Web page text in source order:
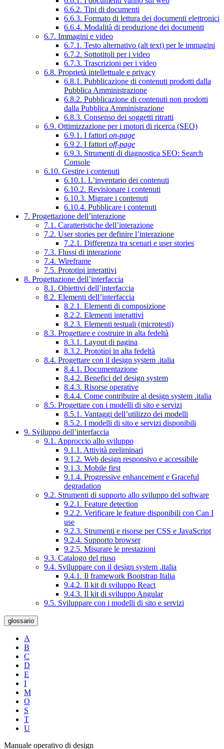
6.6.2. Tipi di documenti
6.6.3. Formato di lettura dei documenti elettronici
6.6.4. Modalità di produzione dei documenti
6.7. Immagini e video
6.7.1. Testo alternativo (alt text) per le immagini
6.7.2. Sottotitoli per i video
6.7.3. Trascrizioni per i video
6.8. Proprietà intellettuale e privacy
6.8.1. Pubblicazione di contenuti prodotti dalla
Pubblica Amministrazione
6.8.2. Pubblicazione di contenuti non prodotti
dalla Pubblica Amministrazione
6.8.3. Consenso dei soggetti ritratti
6.9. Ottimizzazione per i motori di ricerca (SEO)
6.9.1. I fattori on-page
6.9.2. I fattori off-page
6.9.3. Strumenti di diagnostica SEO: Search
Console
6.10. Gestire i contenuti
6.10.1. L’inventario dei contenuti
6.10.2. Revisionare i contenuti
6.10.3. Migrare i contenuti
6.10.4. Pubblicare i contenuti
7. Progettazione dell’interazione
7.1. Caratteristiche dell’interazione
7.2. User stories per definire l’interazione
7.2.1. Differenza tra scenari e user stories
7.3. Flussi di interazione
7.4. Wireframe
7.5. Prototipi interattivi
8. Progettazione dell’interfaccia
8.1. Obiettivi dell’interfaccia
8.2. Elementi dell’interfaccia
8.2.1. Elementi di composizione
8.2.2. Elementi interattivi
8.2.3. Elementi testuali (microtesti)
8.3. Progettare e costruire in alta fedeltà
8.3.1. Layout di pagina
8.3.2. Prototipi in alta fedeltà
8.4. Progettare con il design system .italia
8.4.1. Documentazione
8.4.2. Benefici del design system
8.4.3. Risorse operative
8.4.4. Come contribuire al design system .italia
8.5. Progettare con i modelli di sito e servizi
8.5.1. Vantaggi dell’utilizzo dei modelli
8.5.2. I modelli di sito e servizi disponibili
9. Sviluppo dell’interfaccia
9.1. Approccio allo sviluppo
9.1.1. Attività preliminari
9.1.2. Web design responsivo e accessibile
9.1.3. Mobile first
9.1.4. Progressive enhancement e Graceful
degradation
9.2. Strumenti di supporto allo sviluppo del software
9.2.1. Feature detection
9.2.2. Verificare le feature disponibili con Can I
use
9.2.3. Strumenti e risorse per CSS e JavaScript
9.2.4. Supporto browser
9.2.5. Misurare le prestazioni
9.3. Catalogo del riuso
9.4. Sviluppare con il design system .italia
9.4.1. Il framework Bootstrap Italia
9.4.2. Il kit di sviluppo React
9.4.3. Il kit di sviluppo Angular
9.5. Sviluppare con i modelli di sito e servizi
glossario
A
B
C
D
E
I
M
O
S
T
U
Manuale operativo di design